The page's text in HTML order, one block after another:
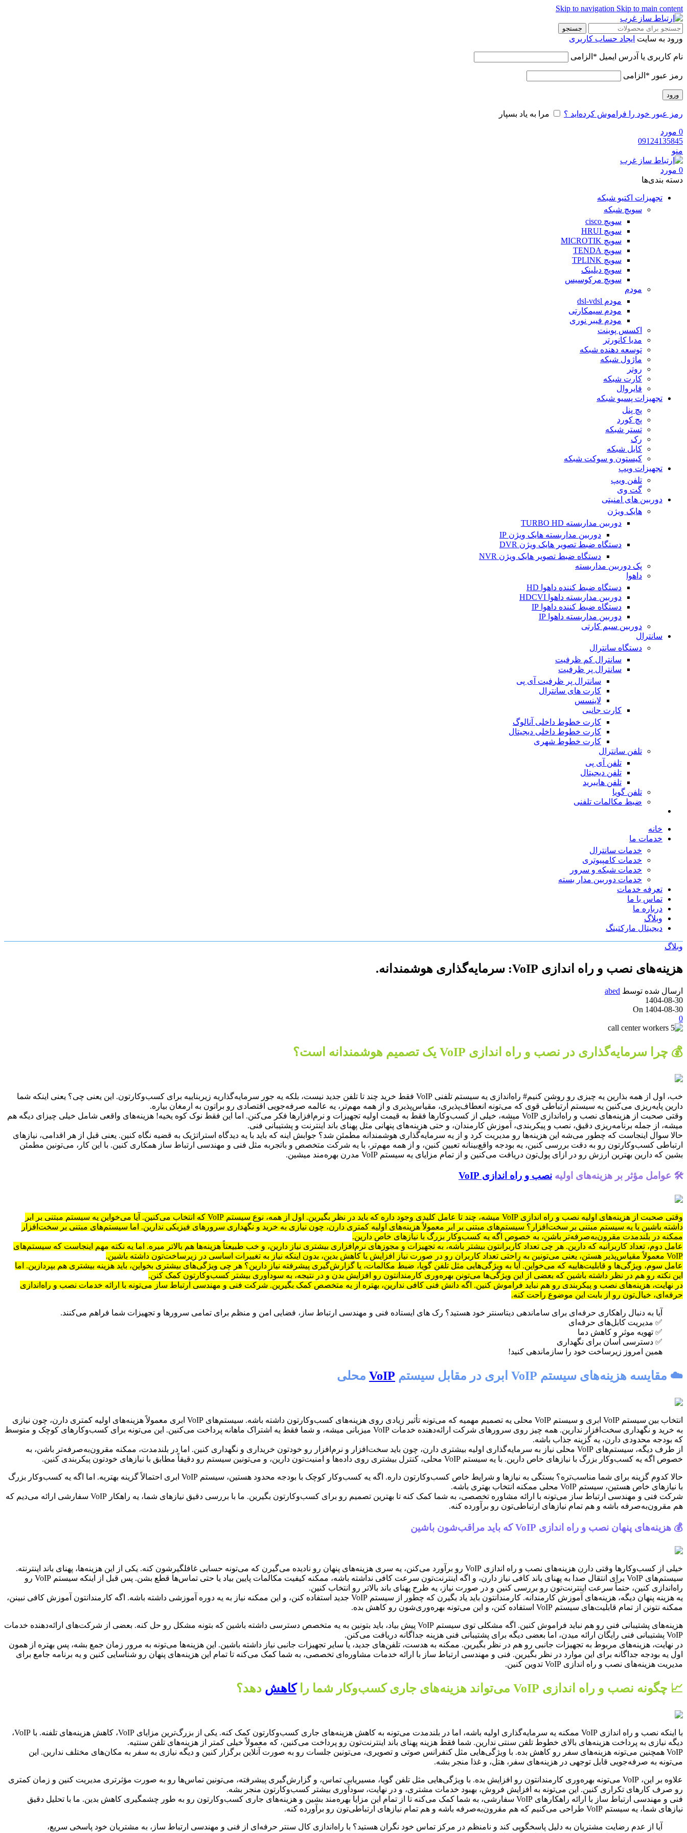
Skip to navigation Skip to main content
جستجو
ورود به سایت ایجاد حساب کاربری
نام کاربری یا آدرس ایمیل * الزامی
رمز عبور * الزامی
ورود
رمز عبور خود را فراموش کرده‌اید ؟ مرا به یاد بسپار
0 مورد
09124135845
منو
0 مورد
دسته‌ بندی‌ها
تجهیزات اکتیو شبکه
سویچ شبکه
سویچ cisco
سویچ HRUI
سویچ MICROTIK
سویچ TENDA
سویچ TPLINK
سویچ دیلینک
سویچ مرکوسیس
مودم
مودم dsl-vdsl
مودم سیمکارتی
مودم فیبر نوری
اکسس پوینت
مدیا کانورتر
توسعه دهنده شبکه
ماژول شبکه
روتر
کارت شبکه
فایروال
تجهیزات پسیو شبکه
پچ پنل
پچ کورد
تستر شبکه
رک
کابل شبکه
کیستون و سوکت شبکه
تجهیزات ویپ
تلفن ویپ
گت وی
دوربین های امنیتی
هایک ویژن
دوربین مداربسته TURBO HD
دوربین مداربسته هایک ویژن IP
دستگاه ضبط تصویر هایک ویژن DVR
دستگاه ضبط تصویر هایک ویژن NVR
پک دوربین مداربسته
داهوا
دستگاه ضبط کننده داهوا HD
دوربین مداربسته داهوا HDCVI
دستگاه ضبط کننده داهوا IP
دوربین مداربسته داهوا IP
دوربین سیم کارتی
سانترال
دستگاه سانترال
سانترال کم ظرفیت
سانترال پر ظرفیت
سانترال پر ظرفیت آی پی
کارت های سانترال
لاینسس
کارت جانبی
کارت خطوط داخلی آنالوگ
کارت خطوط داخلی دیجیتال
کارت خطوط شهری
تلفن سانترال
تلفن آی پی
تلفن دیجیتال
تلفن هایبرید
تلفن گویا
ضبط مکالمات تلفنی
خانه
خدمات ما
خدمات سانترال
خدمات کامپیوتری
خدمات شبکه و سرور
خدمات دوربین مدار بسته
تعرفه خدمات
تماس با ما
درباره ما
وبلاگ
دیجیتال مارکتینگ
وبلاگ
هزینه‌های نصب و راه اندازی VoIP: سرمایه‌گذاری هوشمندانه.
ارسال شده توسط abed
1404-08-30
On 1404-08-30
0
💰 چرا سرمایه‌گذاری در نصب و راه اندازی VoIP یک تصمیم هوشمندانه است؟
خب، اول از همه بذارین یه چیزی رو روشن کنیم# راه‌اندازی یه سیستم تلفنی VoIP فقط خرید چند تا تلفن جدید نیست، بلکه یه جور سرمایه‌گذاریه زیربناییه برای کسب‌وکارتون. این یعنی چی؟ یعنی اینکه شما
دارین پایه‌ریزی می‌کنین یه سیستم ارتباطی قوی که می‌تونه انعطاف‌پذیری، مقیاس‌پذیری و از همه مهم‌تر، یه عالمه صرفه‌جویی اقتصادی رو براتون به ارمغان بیاره.
وقتی صحبت از هزینه‌های نصب و راه‌اندازی VoIP میشه، خیلی از کسب‌وکارها فقط به قیمت اولیه تجهیزات و نرم‌افزارها فکر می‌کنن. اما این فقط نوک کوه یخیه! هزینه‌های واقعی شامل خیلی چیزای دیگه هم
میشه، از جمله برنامه‌ریزی دقیق، نصب و پیکربندی، آموزش کارمندان، و حتی هزینه‌های پنهانی مثل پهنای باند اینترنت و پشتیبانی فنی.
حالا سوال اینجاست که چطور می‌شه این هزینه‌ها رو مدیریت کرد و از یه سرمایه‌گذاری هوشمندانه مطمئن شد؟ جوابش اینه که باید با یه دیدگاه استراتژیک به قضیه نگاه کنین. یعنی قبل از هر اقدامی، نیازهای
ارتباطی کسب‌وکارتون رو به دقت بررسی کنین، یه بودجه واقع‌بینانه تعیین کنین، و از همه مهم‌تر، با یه شرکت متخصص و باتجربه مثل فنی و مهندسی ارتباط ساز همکاری کنین. با این کار، می‌تونین مطمئن
بشین که دارین بهترین ارزش رو در ازای پول‌تون دریافت می‌کنین و از تمام مزایای یه سیستم VoIP مدرن بهره‌مند میشین.
🛠️ عوامل مؤثر بر هزینه‌های اولیه نصب و راه اندازی VoIP
وقتی صحبت از هزینه‌های اولیه نصب و راه اندازی VoIP میشه، چند تا عامل کلیدی وجود داره که باید در نظر بگیرین. اول از همه، نوع سیستم VoIP که انتخاب می‌کنین. آیا می‌خواین یه سیستم مبتنی بر ابر
داشته باشین یا یه سیستم مبتنی بر سخت‌افزار؟ سیستم‌های مبتنی بر ابر معمولاً هزینه‌های اولیه کمتری دارن، چون نیازی به خرید و نگهداری سرورهای فیزیکی ندارین. اما سیستم‌های مبتنی بر سخت‌افزار
ممکنه در بلندمدت مقرون‌به‌صرفه‌تر باشن، به خصوص اگه یه کسب‌وکار بزرگ با نیازهای خاص دارین.
عامل دوم، تعداد کاربرانیه که دارین. هر چی تعداد کاربرانتون بیشتر باشه، به تجهیزات و مجوزهای نرم‌افزاری بیشتری نیاز دارین، و خب طبیعتاً هزینه‌ها هم بالاتر میره. اما یه نکته مهم اینجاست که سیستم‌های
VoIP معمولاً مقیاس‌پذیر هستن، یعنی می‌تونین به راحتی تعداد کاربران رو در صورت نیاز افزایش یا کاهش بدین، بدون اینکه نیاز به تغییرات اساسی در زیرساخت‌تون داشته باشین.
عامل سوم، ویژگی‌ها و قابلیت‌هاییه که می‌خواین. آیا به ویژگی‌هایی مثل تلفن گویا، ضبط مکالمات، یا گزارش‌گیری پیشرفته نیاز دارین؟ هر چی ویژگی‌های بیشتری بخواین، باید هزینه بیشتری هم بپردازین. اما
این نکته رو هم در نظر داشته باشین که بعضی از این ویژگی‌ها می‌تونن بهره‌وری کارمندانتون رو افزایش بدن و در نتیجه، به سودآوری بیشتر کسب‌وکارتون کمک کنن.
در نهایت، هزینه‌های نصب و پیکربندی رو هم نباید فراموش کنین. اگه دانش فنی کافی ندارین، بهتره از یه متخصص کمک بگیرین. شرکت فنی و مهندسی ارتباط ساز می‌تونه با ارائه خدمات نصب و راه‌اندازی
حرفه‌ای، خیال‌تون رو از بابت این موضوع راحت کنه.
آیا به دنبال راهکاری حرفه‌ای برای ساماندهی دیتاسنتر خود هستید؟ رک های ایستاده فنی و مهندسی ارتباط ساز، فضایی امن و منظم برای تمامی سرورها و تجهیزات شما فراهم می‌کنند.
✅ مدیریت کابل‌های حرفه‌ای
✅ تهویه موثر و کاهش دما
✅ دسترسی آسان برای نگهداری
همین امروز زیرساخت خود را سازماندهی کنید!
☁️ مقایسه هزینه‌های سیستم VoIP ابری در مقابل سیستم VoIP محلی
انتخاب بین سیستم VoIP ابری و سیستم VoIP محلی یه تصمیم مهمیه که می‌تونه تأثیر زیادی روی هزینه‌های کسب‌وکارتون داشته باشه. سیستم‌های VoIP ابری معمولاً هزینه‌های اولیه کمتری دارن، چون نیازی
به خرید و نگهداری سخت‌افزار ندارین. همه چیز روی سرورهای شرکت ارائه‌دهنده خدمات VoIP میزبانی میشه، و شما فقط یه اشتراک ماهانه پرداخت می‌کنین. این می‌تونه برای کسب‌وکارهای کوچک و متوسط
که بودجه محدودی دارن، یه گزینه جذاب باشه.
از طرف دیگه، سیستم‌های VoIP محلی نیاز به سرمایه‌گذاری اولیه بیشتری دارن، چون باید سخت‌افزار و نرم‌افزار رو خودتون خریداری و نگهداری کنین. اما در بلندمدت، ممکنه مقرون‌به‌صرفه‌تر باشن، به
خصوص اگه یه کسب‌وکار بزرگ با نیازهای خاص دارین. با یه سیستم VoIP محلی، کنترل بیشتری روی داده‌ها و امنیت‌تون دارین، و می‌تونین سیستم رو دقیقاً مطابق با نیازهای خودتون پیکربندی کنین.
حالا کدوم گزینه برای شما مناسب‌تره؟ بستگی به نیازها و شرایط خاص کسب‌وکارتون داره. اگه یه کسب‌وکار کوچک با بودجه محدود هستین، سیستم VoIP ابری احتمالاً گزینه بهتریه. اما اگه یه کسب‌وکار بزرگ
با نیازهای خاص هستین، سیستم VoIP محلی ممکنه انتخاب بهتری باشه.
شرکت فنی و مهندسی ارتباط ساز می‌تونه با ارائه مشاوره تخصصی، به شما کمک کنه تا بهترین تصمیم رو برای کسب‌وکارتون بگیرین. ما با بررسی دقیق نیازهای شما، یه راهکار VoIP سفارشی ارائه می‌دیم که
هم مقرون‌به‌صرفه باشه و هم تمام نیازهای ارتباطی‌تون رو برآورده کنه.
💰 هزینه‌های پنهان نصب و راه اندازی VoIP که باید مراقب‌شون باشین
خیلی از کسب‌وکارها وقتی دارن هزینه‌های نصب و راه اندازی VoIP رو برآورد می‌کنن، یه سری هزینه‌های پنهان رو نادیده می‌گیرن که می‌تونه حسابی غافلگیرشون کنه. یکی از این هزینه‌ها، پهنای باند اینترنته.
سیستم‌های VoIP برای انتقال صدا به پهنای باند کافی نیاز دارن، و اگه اینترنت‌تون سرعت کافی نداشته باشه، ممکنه کیفیت مکالمات پایین بیاد یا حتی تماس‌ها قطع بشن. پس قبل از اینکه سیستم VoIP رو
راه‌اندازی کنین، حتماً سرعت اینترنت‌تون رو بررسی کنین و در صورت نیاز، یه طرح پهنای باند بالاتر رو انتخاب کنین.
یه هزینه پنهان دیگه، هزینه‌های آموزش کارمندانه. کارمندانتون باید یاد بگیرن که چطور از سیستم VoIP جدید استفاده کنن، و این ممکنه نیاز به یه دوره آموزشی داشته باشه. اگه کارمندانتون آموزش کافی نبینن،
ممکنه نتونن از تمام قابلیت‌های سیستم VoIP استفاده کنن، و این می‌تونه بهره‌وری‌شون رو کاهش بده.
هزینه‌های پشتیبانی فنی رو هم نباید فراموش کنین. اگه مشکلی توی سیستم VoIP پیش بیاد، باید بتونین به یه متخصص دسترسی داشته باشین که بتونه مشکل رو حل کنه. بعضی از شرکت‌های ارائه‌دهنده خدمات
VoIP پشتیبانی فنی رایگان ارائه میدن، اما بعضی دیگه برای پشتیبانی فنی هزینه جداگانه دریافت می‌کنن.
در نهایت، هزینه‌های مربوط به تجهیزات جانبی رو هم در نظر بگیرین. ممکنه به هدست، تلفن‌های جدید، یا سایر تجهیزات جانبی نیاز داشته باشین. این هزینه‌ها می‌تونه به مرور زمان جمع بشه، پس بهتره از همون
اول یه بودجه جداگانه برای این موارد در نظر بگیرین. فنی و مهندسی ارتباط ساز با ارائه خدمات مشاوره‌ای تخصصی، به شما کمک می‌کنه تا تمام این هزینه‌های پنهان رو شناسایی کنین و یه برنامه جامع برای
مدیریت هزینه‌های نصب و راه اندازی VoIP تدوین کنین.
📈 چگونه نصب و راه اندازی VoIP می‌تواند هزینه‌های جاری کسب‌وکار شما را کاهش دهد؟
با اینکه نصب و راه اندازی VoIP ممکنه یه سرمایه‌گذاری اولیه باشه، اما در بلندمدت می‌تونه به کاهش هزینه‌های جاری کسب‌وکارتون کمک کنه. یکی از بزرگ‌ترین مزایای VoIP، کاهش هزینه‌های تلفنه. با VoIP،
دیگه نیازی به پرداخت هزینه‌های بالای خطوط تلفن سنتی ندارین. شما فقط هزینه پهنای باند اینترنت‌تون رو پرداخت می‌کنین، که معمولاً خیلی کمتر از هزینه‌های تلفن سنتیه.
VoIP همچنین می‌تونه هزینه‌های سفر رو کاهش بده. با ویژگی‌هایی مثل کنفرانس صوتی و تصویری، می‌تونین جلسات رو به صورت آنلاین برگزار کنین و دیگه نیازی به سفر به مکان‌های مختلف ندارین. این
می‌تونه به صرفه‌جویی قابل توجهی در هزینه‌های سفر، هتل، و غذا منجر بشه.
علاوه بر این، VoIP می‌تونه بهره‌وری کارمندانتون رو افزایش بده. با ویژگی‌هایی مثل تلفن گویا، مسیریابی تماس، و گزارش‌گیری پیشرفته، می‌تونین تماس‌ها رو به صورت مؤثرتری مدیریت کنین و زمان کمتری
رو صرف کارهای تکراری کنین. این می‌تونه به افزایش فروش، بهبود خدمات مشتری، و در نهایت، سودآوری بیشتر کسب‌وکارتون منجر بشه.
فنی و مهندسی ارتباط ساز با ارائه راهکارهای VoIP سفارشی، به شما کمک می‌کنه تا از تمام این مزایا بهره‌مند بشین و هزینه‌های جاری کسب‌وکارتون رو به طور چشمگیری کاهش بدین. ما با تحلیل دقیق
نیازهای شما، یه سیستم VoIP طراحی می‌کنیم که هم مقرون‌به‌صرفه باشه و هم تمام نیازهای ارتباطی‌تون رو برآورده کنه.
آیا از عدم رضایت مشتریان به دلیل پاسخگویی کند و نامنظم در مرکز تماس خود نگران هستید؟ با راه‌اندازی کال سنتر حرفه‌ای از فنی و مهندسی ارتباط ساز، به مشتریان خود پاسخی سریع،